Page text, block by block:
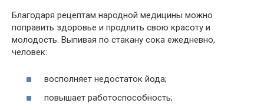
Благодаря рецептам народной медицины можно
поправить здоровье и продлить свою красоту и
молодость. Выпивая по стакану сока ежедневно,
человек:
восполняет недостаток йода;
повышает работоспособность;